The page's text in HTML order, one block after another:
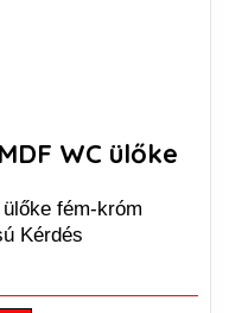
WC ülőke
fém-króm
Kérdés